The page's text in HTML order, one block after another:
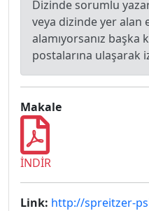
Dizinde sorumlu
veya dizinde yer alan
alamıyorsanız
postalarına ulaşarak
Makale
İNDİR
Link: http://spreitzer-